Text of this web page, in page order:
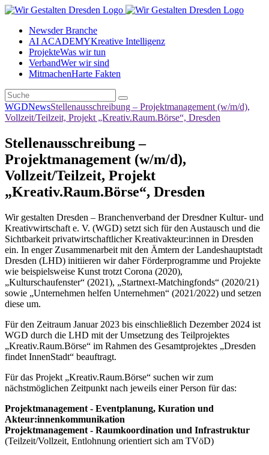
Newsder Branche
AI ACADEMYKreative Intelligenz
ProjekteWas wir tun
VerbandWer wir sind
MitmachenHarte Fakten
WGDNewsStellenausschreibung – Projektmanagement (w/m/d),
Vollzeit/Teilzeit, Projekt „Kreativ.Raum.Börse“, Dresden
Stellenausschreibung –
Projektmanagement (w/m/d),
Vollzeit/Teilzeit, Projekt
„Kreativ.Raum.Börse“, Dresden
Wir gestalten Dresden – Branchenverband der Dresdner Kultur- und
Kreativwirtschaft e. V. (WGD) setzt sich für den Austausch und die
Sichtbarkeit privatwirtschaftlicher Kreativakteur:innen in Dresden
ein. In enger Zusammenarbeit mit den Ämtern der Landeshauptstadt
Dresden (LHD) initiieren wir daher Förderprogramme und Projekte
wie beispielsweise Kunst trotzt Corona (2020),
„Kulturschaufenster“ (2021), „Startnext-Matchingfonds“ (2020/21)
sowie „Unternehmen helfen Unternehmen“ (2021/2022) und setzen
diese um.
Für den Zeitraum Januar 2023 bis einschließlich Dezember 2024 ist
WGD durch die LHD mit der Umsetzung des Teilprojektes
„Kreativ.Raum.Börse“ im Rahmen des Gesamtprojektes „Dresden
findet InnenStadt“ beauftragt.
Für das Projekt „Kreativ.Raum.Börse“ suchen wir zum
nächstmöglichen Zeitpunkt nach jeweils einer Person für das:
Projektmanagement - Eventplanung, Kuration und
Akteur:innenkommunikation
Projektmanagement - Raumkoordination und Infrastruktur
(Teilzeit/Vollzeit, Entlohnung orientiert sich am TVöD)